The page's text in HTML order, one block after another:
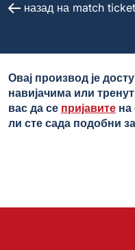
назад на match
Овај производ је
навијачима или
вас да се пријавите на
ли сте сада подобни